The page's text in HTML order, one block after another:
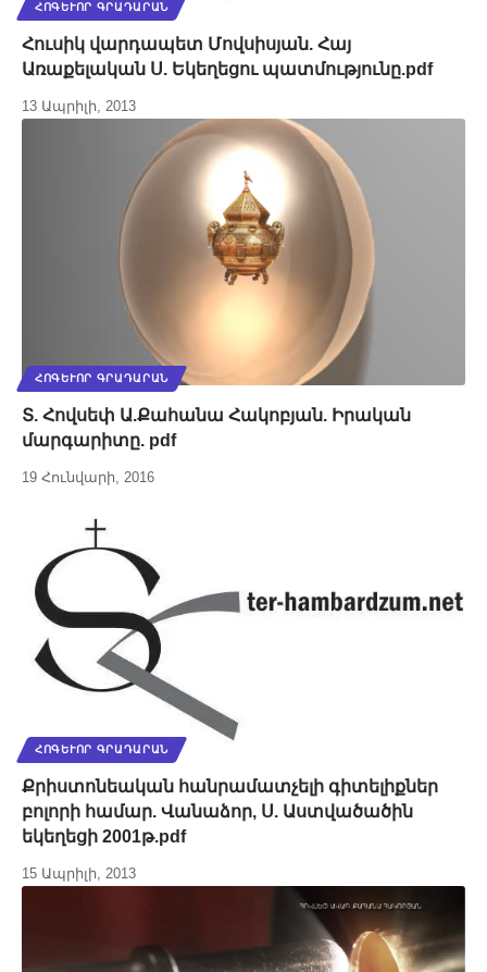
ՀՈԳԵՒՈՐ ԳՐԱԴԱՐԱՆ
Հուսիկ վարդապետ Մովսիսյան. Հայ
Առաքելական Ս. Եկեղեցու պատմությունը.pdf
13 Ապրիլի, 2013
ՀՈԳԵՒՈՐ ԳՐԱԴԱՐԱՆ
Տ. Հովսեփ Ա.Քահանա Հակոբյան. Իրական
մարգարիտը. pdf
19 Հունվարի, 2016
ՀՈԳԵՒՈՐ ԳՐԱԴԱՐԱՆ
Քրիստոնեական հանրամատչելի գիտելիքներ
բոլորի համար. Վանաձոր, Ս. Աստվածածին
եկեղեցի 2001թ.pdf
15 Ապրիլի, 2013